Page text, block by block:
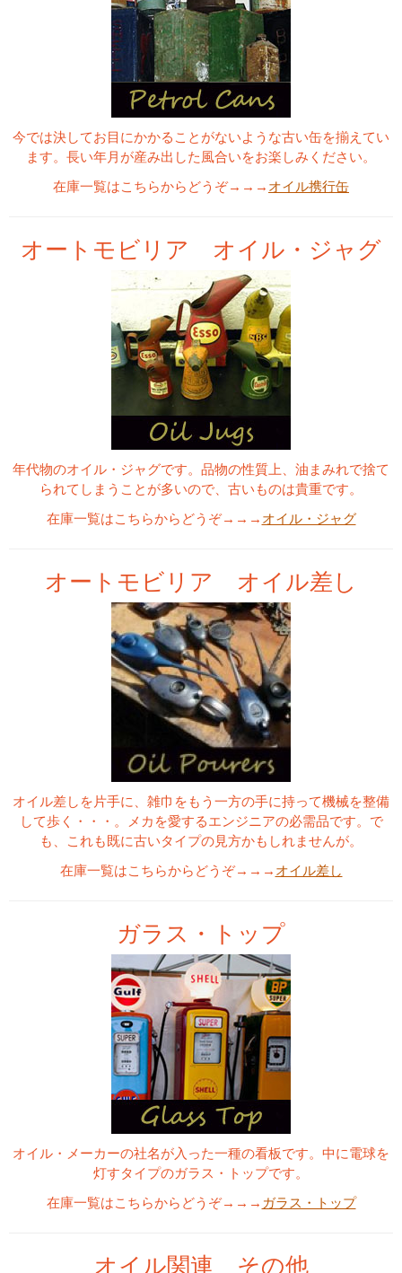
今では決してお目にかかることがないような古い缶を揃えてい
ます。長い年月が産み出した風合いをお楽しみください。
在庫一覧はこちらからどうぞ→→→オイル携行缶
オートモビリア オイル・ジャグ
年代物のオイル・ジャグです。品物の性質上、油まみれで捨て
られてしまうことが多いので、古いものは貴重です。
在庫一覧はこちらからどうぞ→→→オイル・ジャグ
オートモビリア オイル差し
オイル差しを片手に、雑巾をもう一方の手に持って機械を整備
して歩く・・・。メカを愛するエンジニアの必需品です。で
も、これも既に古いタイプの見方かもしれませんが。
在庫一覧はこちらからどうぞ→→→オイル差し
ガラス・トップ
オイル・メーカーの社名が入った一種の看板です。中に電球を
灯すタイプのガラス・トップです。
在庫一覧はこちらからどうぞ→→→ ガラス・トップ
オイル関連 その他